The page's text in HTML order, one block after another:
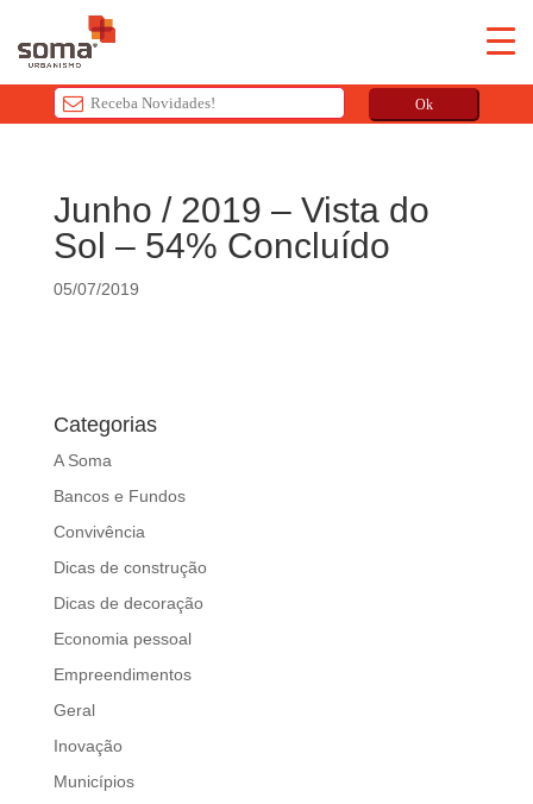
Ok
i
s
i
h
o
u
d
b
e
f
t
a
Junho / 2019 – Vista do
Sol – 54% Concluído
05/07/2019
Categorias
A Soma
Bancos e Fundos
Convivência
Dicas de construção
Dicas de decoração
Economia pessoal
Empreendimentos
Geral
Inovação
Municípios